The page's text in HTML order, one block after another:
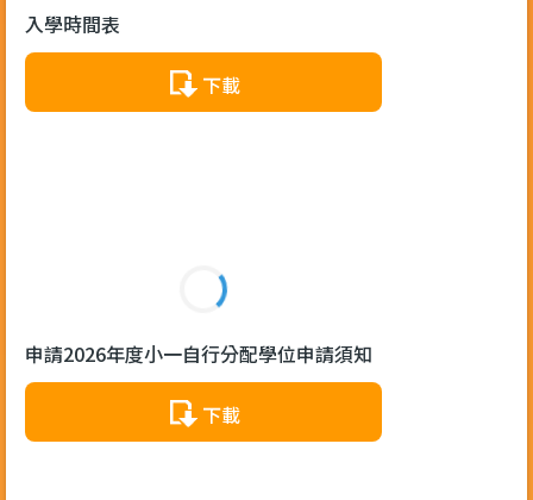
入學時間表
下載
申請2026年度小一自行分配學位申請須知
下載